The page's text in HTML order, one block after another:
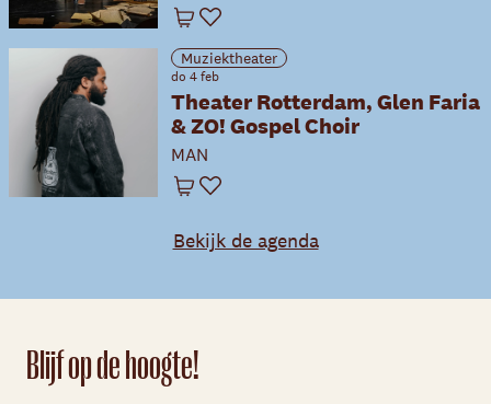
Winkelwagen
Favoriet
Muziektheater
do 4 feb
Theater Rotterdam, Glen Faria
& ZO! Gospel Choir
MAN
Winkelwagen
Favoriet
Bekijk de agenda
Blijf op de hoogte!